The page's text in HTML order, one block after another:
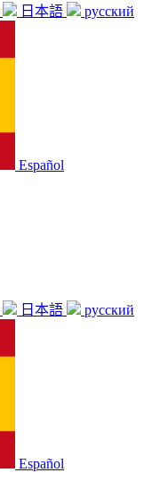
日本語 русский
Español
日本語 русский
Español